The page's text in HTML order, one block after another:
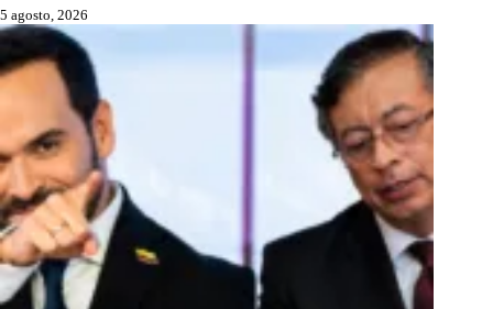
5 agosto, 2026